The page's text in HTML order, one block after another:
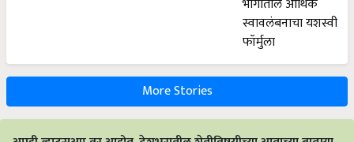
More Stories